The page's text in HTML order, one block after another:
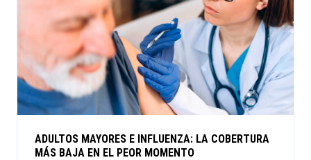
ADULTOS MAYORES E INFLUENZA: LA COBERTURA
MÁS BAJA EN EL PEOR MOMENTO